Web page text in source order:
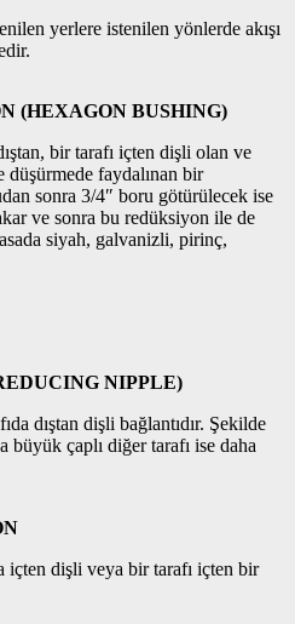
yerlere istenilen yönlerde akışı
(HEXAGON BUSHING)
bir tarafı içten dişli olan ve
faydalınan bir
sonra 3/4″ boru götürülecek ise
ve sonra bu redüksiyon ile de
siyah, galvanizli, pirinç,
NIPPLE)
dıştan dişli bağlantıdır. Şekilde
çaplı diğer tarafı ise daha
içten dişli veya bir tarafı içten bir